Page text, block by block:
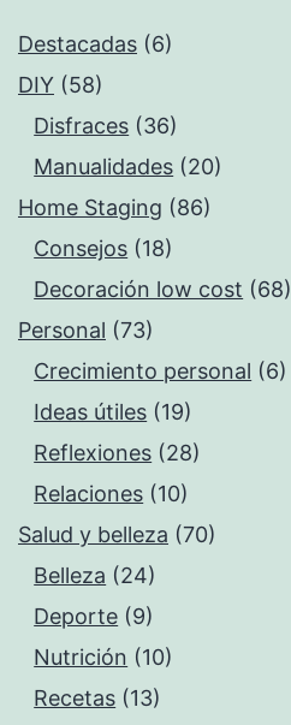
Destacadas (6)
DIY (58)
Disfraces (36)
Manualidades (20)
Home Staging (86)
Consejos (18)
Decoración low cost (68)
Personal (73)
Crecimiento personal (6)
Ideas útiles (19)
Reflexiones (28)
Relaciones (10)
Salud y belleza (70)
Belleza (24)
Deporte (9)
Nutrición (10)
Recetas (13)